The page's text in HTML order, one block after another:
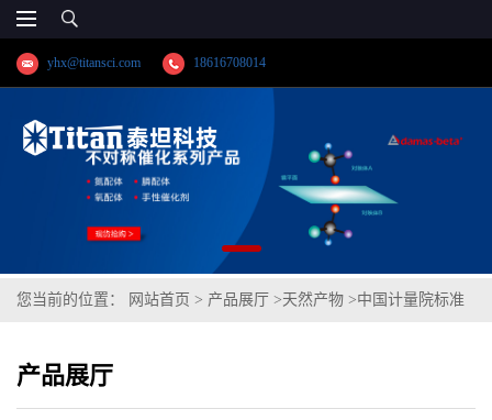
yhx@titansci.com 18616708014
您当前的位置： 网站首页 > 产品展厅 >天然产物 >中国计量院标准
产品展厅